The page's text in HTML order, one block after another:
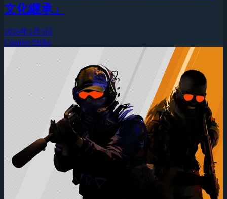
文化継承」
2026年2月5日
Counter-Strike